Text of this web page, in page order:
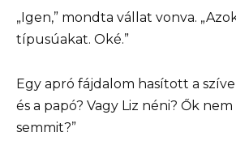
„Igen,” mondta vállat vonva.
típusúakat. Oké.”
Egy apró fájdalom hasított a
és a papó? Vagy Liz néni? Ők
semmit?”